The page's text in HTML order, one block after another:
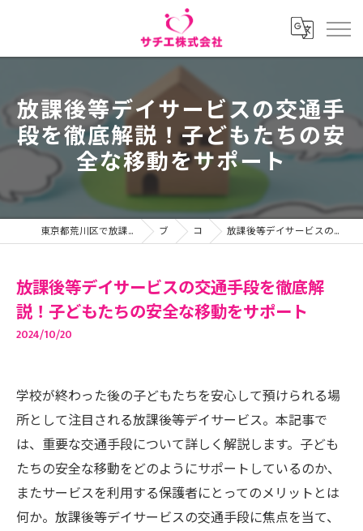
放課後等デイサービスの交通手
段を徹底解説！子どもたちの安
全な移動をサポート
東京都荒川区で放課後等デイサービスの求人ならサチエ株式会社 ブログ コラム 放課後等デイサービスの交通手段を徹底解説！子どもたちの安全な移動をサポート
放課後等デイサービスの交通手段を徹底解
説！子どもたちの安全な移動をサポート
2024/10/20
学校が終わった後の子どもたちを安心して預けられる場
所として注目される放課後等デイサービス。本記事で
は、重要な交通手段について詳しく解説します。子ども
たちの安全な移動をどのようにサポートしているのか、
またサービスを利用する保護者にとってのメリットとは
何か。放課後等デイサービスの交通手段に焦点を当て、